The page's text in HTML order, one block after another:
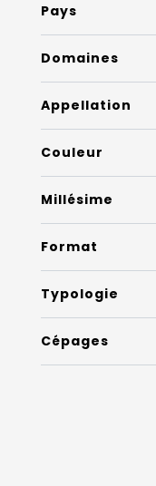
Pays
Domaines
Appellation
Couleur
Millésime
Format
Typologie
Cépages